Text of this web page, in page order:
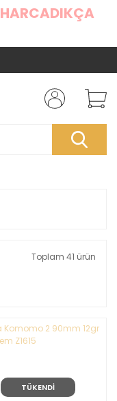
HARCADIKÇA
Toplam 41 ürün
TÜKENDİ